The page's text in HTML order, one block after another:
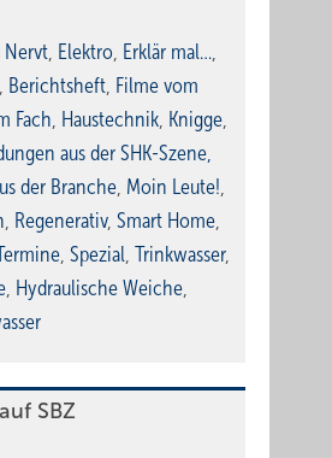
Nervt, Elektro, Erklär mal…,
, Berichtsheft, Filme vom
Fach, Haustechnik, Knigge,
aus der SHK-Szene,
der Branche, Moin Leute!,
, Regenerativ, Smart Home,
, Spezial, Trinkwasser,
, Hydraulische Weiche,
SBZ